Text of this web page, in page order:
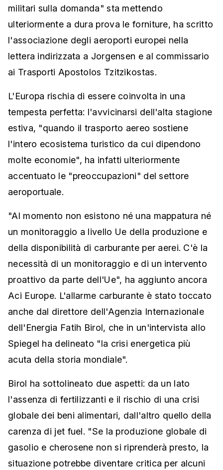
militari sulla domanda" sta mettendo
ulteriormente a dura prova le forniture, ha scritto
l'associazione degli aeroporti europei nella
lettera indirizzata a Jorgensen e al commissario
ai Trasporti Apostolos Tzitzikostas.
L'Europa rischia di essere coinvolta in una
tempesta perfetta: l'avvicinarsi dell'alta stagione
estiva, "quando il trasporto aereo sostiene
l'intero ecosistema turistico da cui dipendono
molte economie", ha infatti ulteriormente
accentuato le "preoccupazioni" del settore
aeroportuale.
"Al momento non esistono né una mappatura né
un monitoraggio a livello Ue della produzione e
della disponibilità di carburante per aerei. C'è la
necessità di un monitoraggio e di un intervento
proattivo da parte dell'Ue", ha aggiunto ancora
Aci Europe. L'allarme carburante è stato toccato
anche dal direttore dell'Agenzia Internazionale
dell'Energia Fatih Birol, che in un'intervista allo
Spiegel ha delineato "la crisi energetica più
acuta della storia mondiale".
Birol ha sottolineato due aspetti: da un lato
l'assenza di fertilizzanti e il rischio di una crisi
globale dei beni alimentari, dall'altro quello della
carenza di jet fuel. "Se la produzione globale di
gasolio e cherosene non si riprenderà presto, la
situazione potrebbe diventare critica per alcuni